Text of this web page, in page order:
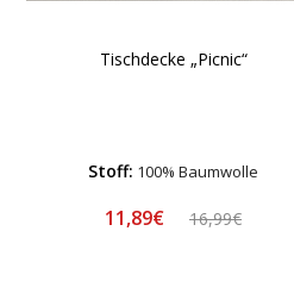
Tischdecke „Picnic“
Stoff: 100% Baumwolle
11,89€ 16,99€